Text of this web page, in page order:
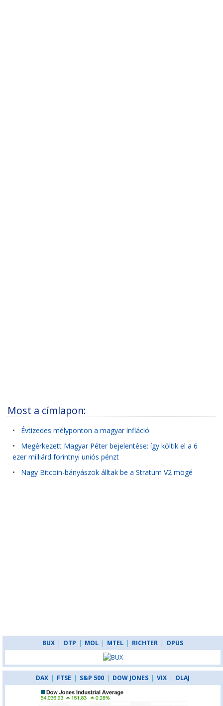
Most a címlapon:
• Évtizedes mélyponton a magyar infláció
• Megérkezett Magyar Péter bejelentése: így költik el a 6
ezer milliárd forintnyi uniós pénzt
• Nagy Bitcoin-bányászok álltak be a Stratum V2 mögé
BUX | OTP | MOL | MTEL | RICHTER | OPUS
DAX | FTSE | S&P 500 | DOW JONES | VIX | OLAJ